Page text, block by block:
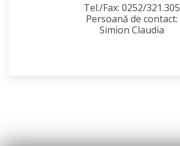
Tel./Fax: 0252/321.305
Persoană de contact:
Simion Claudia